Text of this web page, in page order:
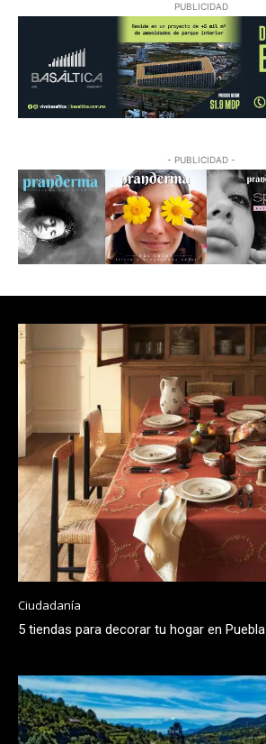
PUBLICIDAD
- PUBLICIDAD -
Ciudadanía
5 tiendas para decorar tu hogar en Puebla